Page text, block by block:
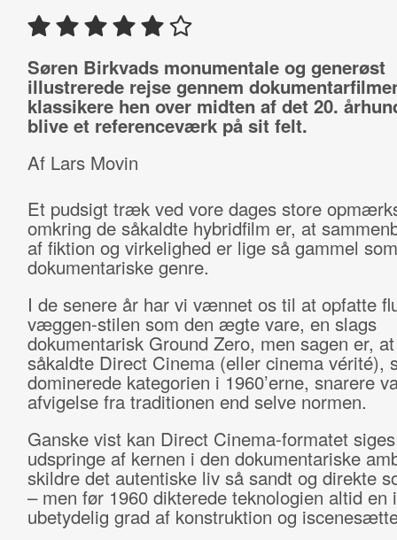
Søren Birkvads monumentale og generøst
illustrerede rejse gennem
klassikere hen over midten af det 20.
blive et referenceværk på sit felt.
Af Lars Movin
Et pudsigt træk ved vore dages store
omkring de såkaldte hybridfilm er, at
af fiktion og virkelighed er lige så gammel
dokumentariske genre.
I de senere år har vi vænnet os til at opfatte
væggen-stilen som den ægte vare, en slags
dokumentarisk Ground Zero, men sagen er,
såkaldte Direct Cinema (eller cinema vérité),
dominerede kategorien i 1960’erne, snarere
afvigelse fra traditionen end selve normen.
Ganske vist kan Direct Cinema-formatet
udspringe af kernen i den dokumentariske
skildre det autentiske liv så sandt og direkte
– men før 1960 dikterede teknologien altid en
ubetydelig grad af konstruktion og